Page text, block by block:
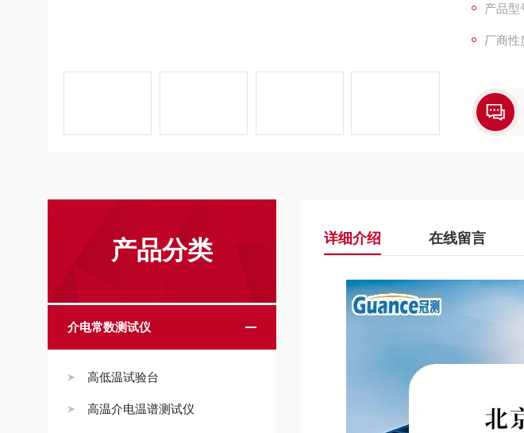
产品型
厂商性
产品分类
介电常数测试仪
高低温试验台
高温介电温谱测试仪
详细介绍 在线留言